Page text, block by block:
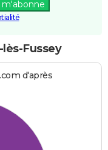
m'abonne
Fussey
d'après